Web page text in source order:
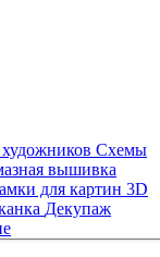
Схемы
вышивка
для картин 3D
Декупаж